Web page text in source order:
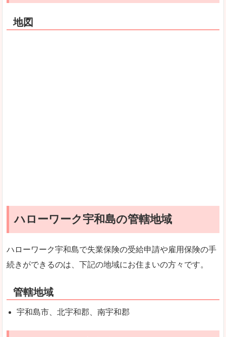
地図
ハローワーク宇和島の管轄地域
ハローワーク宇和島で失業保険の受給申請や雇用保険の手
続きができるのは、下記の地域にお住まいの方々です。
管轄地域
宇和島市、北宇和郡、南宇和郡